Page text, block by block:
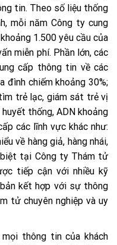
tin. Theo số liệu thống
mỗi năm Công ty cung
1.500 yêu cầu của
miễn phí. Phần lớn, các
cấp thông tin về các
đình chiếm khoảng 30%;
trẻ lạc, giám sát trẻ vị
thống, ADN khoảng
các lĩnh vực khác như:
về hàng giả, hàng nhái,
tại Công ty Thám tử
tiếp cận với nhiều kỹ
kết hợp với sự thông
tử chuyên nghiệp và uy
mọi thông tin của khách